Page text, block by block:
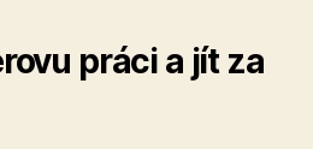
práci a jít za